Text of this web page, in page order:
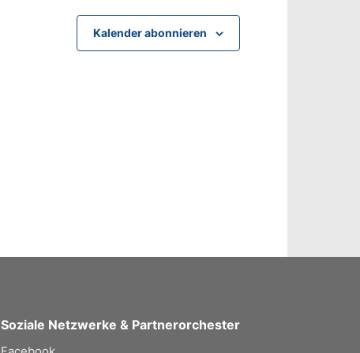
Kalender abonnieren
Soziale Netzwerke & Partnerorchester